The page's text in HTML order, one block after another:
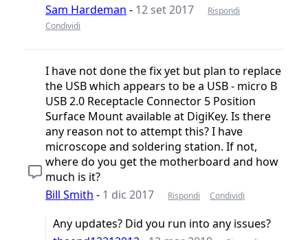
Sam Hardeman - 12 set 2017
Rispondi
Condividi
I have not done the fix yet but plan to replace
the USB which appears to be a USB - micro B
USB 2.0 Receptacle Connector 5 Position
Surface Mount available at DigiKey. Is there
any reason not to attempt this? I have
microscope and soldering station. If not,
where do you get the motherboard and how
much is it?
Bill Smith - 1 dic 2017 Rispondi Condividi
Any updates? Did you run into any issues?